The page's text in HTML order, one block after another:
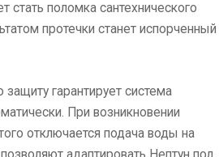
стать поломка сантехнического
протечки станет испорченный
гарантирует система
При возникновении
отключается подача воды на